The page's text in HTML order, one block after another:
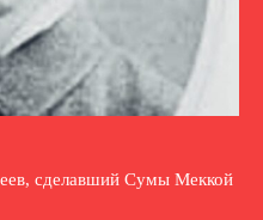
сделавший Сумы Меккой